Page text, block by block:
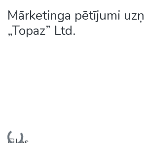
Mārketinga pētījumi
„Topaz” Ltd.
Loading...